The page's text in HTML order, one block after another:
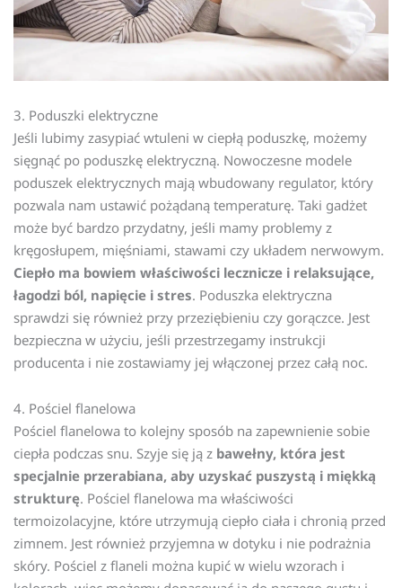
3. Poduszki elektryczne
Jeśli lubimy zasypiać wtuleni w ciepłą poduszkę, możemy
sięgnąć po poduszkę elektryczną. Nowoczesne modele
poduszek elektrycznych mają wbudowany regulator, który
pozwala nam ustawić pożądaną temperaturę. Taki gadżet
może być bardzo przydatny, jeśli mamy problemy z
kręgosłupem, mięśniami, stawami czy układem nerwowym.
Ciepło ma bowiem właściwości lecznicze i relaksujące,
łagodzi ból, napięcie i stres. Poduszka elektryczna
sprawdzi się również przy przeziębieniu czy gorączce. Jest
bezpieczna w użyciu, jeśli przestrzegamy instrukcji
producenta i nie zostawiamy jej włączonej przez całą noc.
4. Pościel flanelowa
Pościel flanelowa to kolejny sposób na zapewnienie sobie
ciepła podczas snu. Szyje się ją z bawełny, która jest
specjalnie przerabiana, aby uzyskać puszystą i miękką
strukturę. Pościel flanelowa ma właściwości
termoizolacyjne, które utrzymują ciepło ciała i chronią przed
zimnem. Jest również przyjemna w dotyku i nie podrażnia
skóry. Pościel z flaneli można kupić w wielu wzorach i